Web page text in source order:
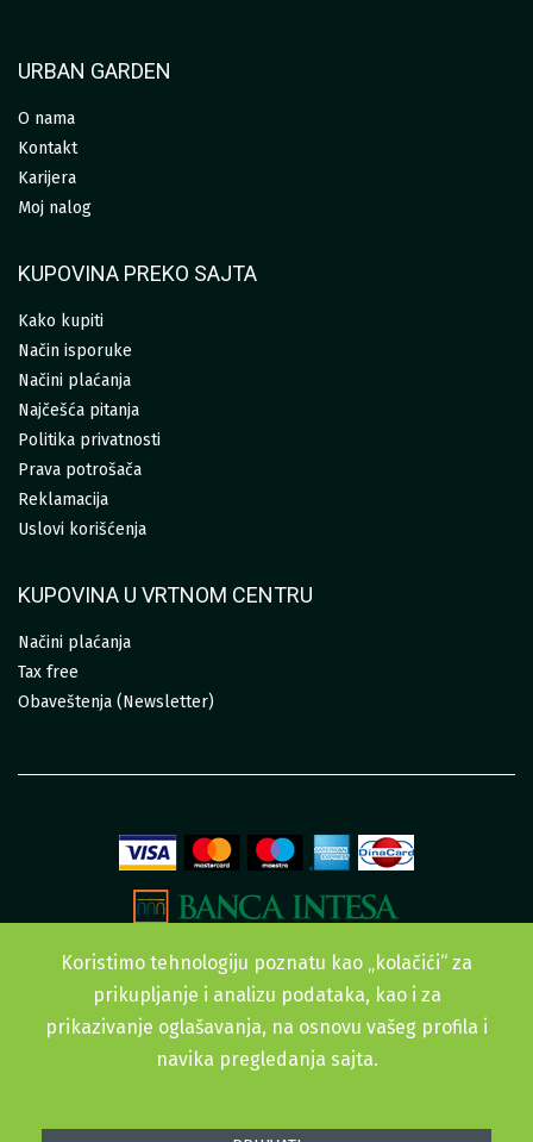
URBAN GARDEN
O nama
Kontakt
Karijera
Moj nalog
KUPOVINA PREKO SAJTA
Kako kupiti
Način isporuke
Načini plaćanja
Najčešća pitanja
Politika privatnosti
Prava potrošača
Reklamacija
Uslovi korišćenja
KUPOVINA U VRTNOM CENTRU
Načini plaćanja
Tax free
Obaveštenja (Newsletter)
Sva prava zadržana. © 2015-2022 Urban Garden doo
Koristimo tehnologiju poznatu kao „kolačići“ za
prikupljanje i analizu podataka, kao i za
prikazivanje oglašavanja, na osnovu vašeg profila i
navika pregledanja sajta.